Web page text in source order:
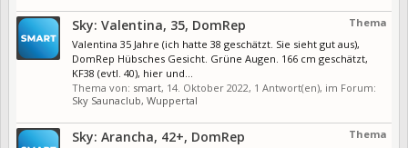
Thema
Sky: Valentina, 35, DomRep
Valentina 35 Jahre (ich hatte 38 geschätzt. Sie sieht gut aus),
DomRep Hübsches Gesicht. Grüne Augen. 166 cm geschätzt,
KF38 (evtl. 40), hier und...
Thema von: smart, 14. Oktober 2022, 1 Antwort(en), im Forum:
Sky Saunaclub, Wuppertal
Thema
Sky: Arancha, 42+, DomRep